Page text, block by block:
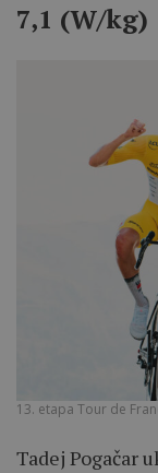
7,1 (W/kg)
13. etapa Tour de
Tadej Pogačar